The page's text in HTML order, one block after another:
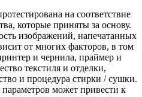
на соответствие
которые приняты за основу.
изображений, напечатанных
от многих факторов, в том
и чернила, праймер и
текстиля и отделки,
и процедура стирки / сушки.
может привести к